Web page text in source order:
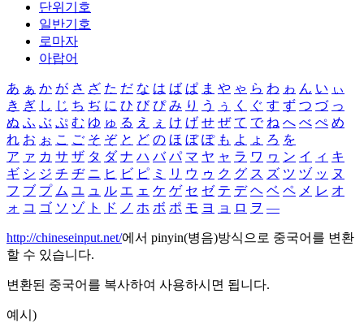
단위기호
일반기호
로마자
아랍어
あ ぁ か が さ ざ た だ な は ば ぱ ま や ゃ ら わ ゎ ん い ぃ
き ぎ し じ ち ぢ に ひ び ぴ み り う ぅ く ぐ す ず つ づ っ
ぬ ふ ぶ ぷ む ゆ ゅ る え ぇ け げ せ ぜ て で ね へ べ ぺ め
れ お ぉ こ ご そ ぞ と ど の ほ ぼ ぽ も よ ょ ろ を
ア ァ カ サ ザ タ ダ ナ ハ バ パ マ ヤ ャ ラ ワ ヮ ン イ ィ キ
ギ シ ジ チ ヂ ニ ヒ ビ ピ ミ リ ウ ゥ ク グ ス ズ ツ ヅ ッ ヌ
フ ブ プ ム ユ ュ ル エ ェ ケ ゲ セ ゼ テ デ ヘ ベ ペ メ レ オ
ォ コ ゴ ソ ゾ ト ド ノ ホ ボ ポ モ ヨ ョ ロ ヲ ―
http://chineseinput.net/에서 pinyin(병음)방식으로 중국어를 변환
할 수 있습니다.
변환된 중국어를 복사하여 사용하시면 됩니다.
예시)